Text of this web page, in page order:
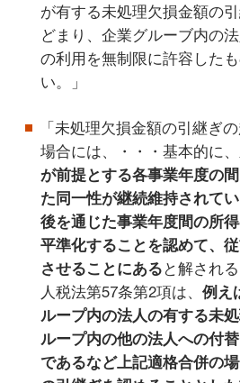
が有する未処理欠損金額の
どまり、企業グルーブ内の
の利用を無制限に許容した
い。」
「未処理欠損金額の引継ぎ
場合には、・・・基本的に、
が前提とする各事業年度の
た同一性が継続維持されて
後を通じた事業年度間の所
平準化することを認めて、
させることにある と解され
人税法第57条第2項は、 例え
ループ内の法人の有する未
ループ内の他の法人への付
であるなど上記適格合併の